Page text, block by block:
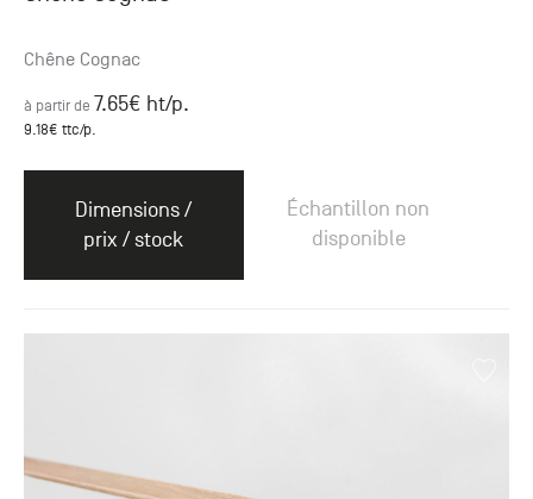
Chêne Cognac
à partir de 7.65€ ht/p.
9.18€ ttc/p.
Dimensions /
prix / stock
Échantillon non
disponible